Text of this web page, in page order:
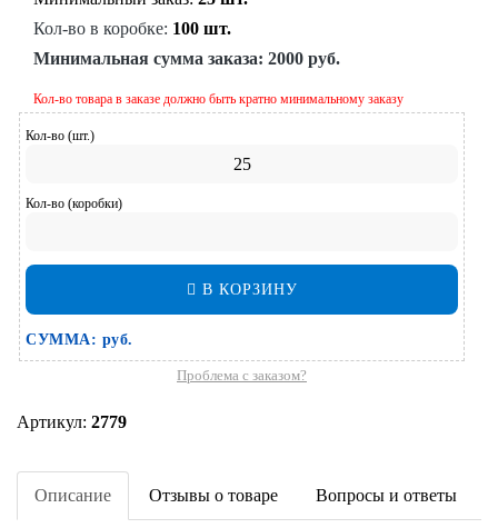
Кол-во в коробке: 100 шт.
Минимальная сумма заказа: 2000 руб.
Кол-во товара в заказе должно быть кратно минимальному заказу
Кол-во (шт.)
Кол-во (коробки)
В КОРЗИНУ
СУММА: руб.
Проблема с заказом?
Артикул: 2779
Описание Отзывы о товаре Вопросы и ответы